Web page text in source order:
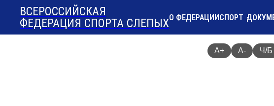
A+ A- Ч/Б
ВСЕРОССИЙСКАЯ
ФЕДЕРАЦИЯ СПОРТА СЛЕПЫХО ФЕДЕРАЦИИСПОРТ